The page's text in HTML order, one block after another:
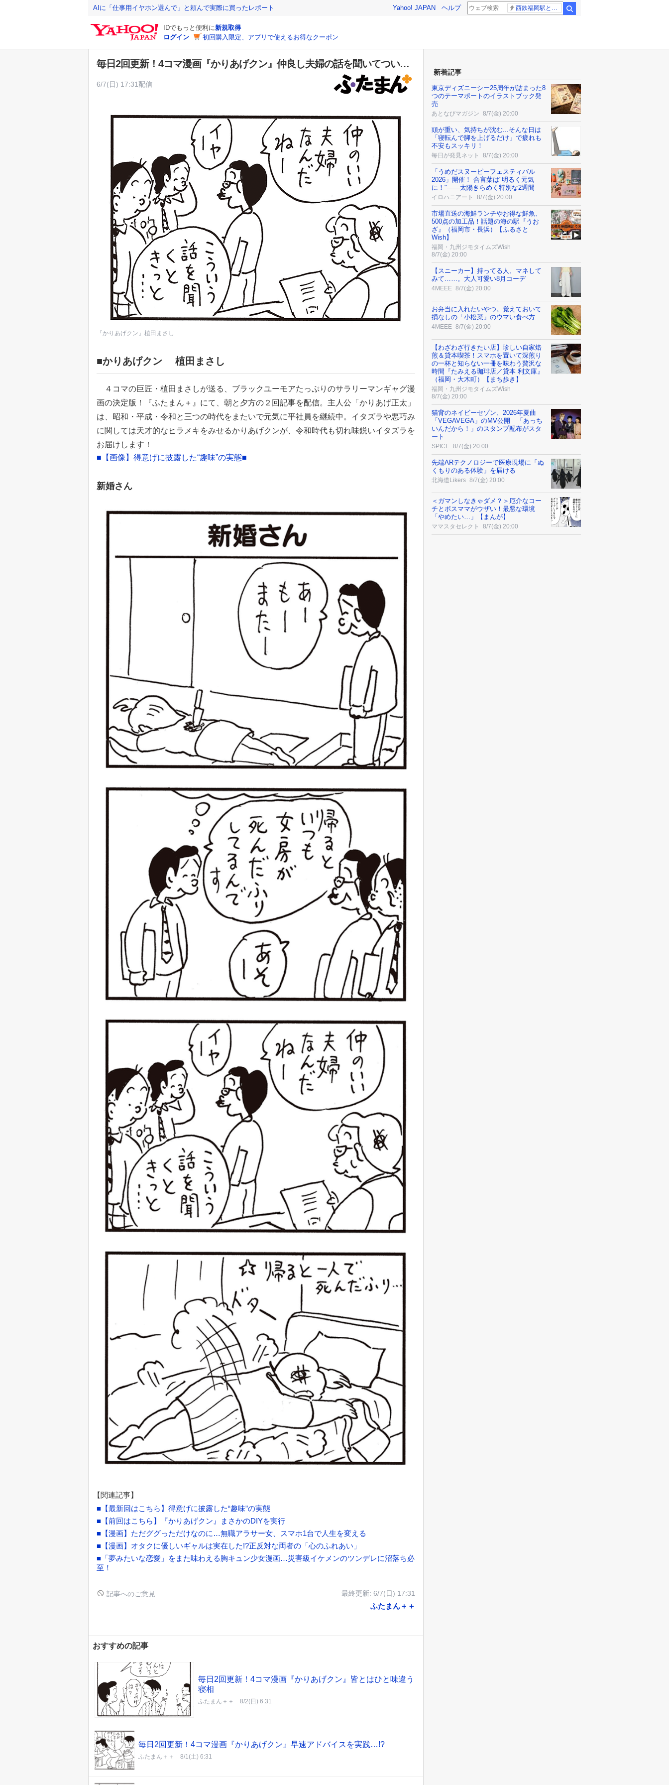
AIに「仕事用イヤホン選んで」と頼んで実際に買ったレポート Yahoo! JAPAN ヘルプ 西鉄福岡駅と薬院駅の構内で不適切音声
IDでもっと便利に新規取得
ログイン
初回購入限定、アプリで使えるお得なクーポン
毎日2回更新！4コマ漫画『かりあげクン』仲良し夫婦の話を聞いてつい…
6/7(日) 17:31配信
『かりあげクン』植田まさし
■かりあげクン 植田まさし
４コマの巨匠・植田まさしが送る、ブラックユーモアたっぷりのサラリーマンギャグ漫
画の決定版！『ふたまん＋』にて、朝と夕方の２回記事を配信。主人公「かりあげ正太」
は、昭和・平成・令和と三つの時代をまたいで元気に平社員を継続中。イタズラや悪巧み
に関しては天才的なヒラメキをみせるかりあげクンが、令和時代も切れ味鋭いイタズラを
お届けします！
■【画像】得意げに披露した“趣味”の実態■
新婚さん
【関連記事】
■【最新回はこちら】得意げに披露した“趣味”の実態
■【前回はこちら】『かりあげクン』まさかのDIYを実行
■【漫画】ただググっただけなのに…無職アラサー女、スマホ1台で人生を変える
■【漫画】オタクに優しいギャルは実在した!?正反対な両者の「心のふれあい」
■「夢みたいな恋愛」をまた味わえる胸キュン少女漫画…災害級イケメンのツンデレに沼落ち必
至！
記事へのご意見 最終更新: 6/7(日) 17:31
ふたまん＋＋
おすすめの記事
毎日2回更新！4コマ漫画『かりあげクン』皆とはひと味違う
寝相
ふたまん＋＋ 8/2(日) 6:31
毎日2回更新！4コマ漫画『かりあげクン』早速アドバイスを実践…!?
ふたまん＋＋ 8/1(土) 6:31
新着記事
東京ディズニーシー25周年が詰まった8
つのテーマポートのイラストブック発
売
あとなびマガジン 8/7(金) 20:00
頭が重い、気持ちが沈む...そんな日は
「寝転んで脚を上げるだけ」で疲れも
不安もスッキリ！
毎日が発見ネット 8/7(金) 20:00
「うめだスヌーピーフェスティバル
2026」開催！ 合言葉は"明るく元気
に！"――太陽きらめく特別な2週間
イロハニアート 8/7(金) 20:00
市場直送の海鮮ランチやお得な鮮魚、
500点の加工品！話題の海の駅『うお
ざ』（福岡市・長浜）【ふるさと
Wish】
福岡・九州ジモタイムズWish
8/7(金) 20:00
【スニーカー】持ってる人、マネして
みて……。大人可愛い8月コーデ
4MEEE 8/7(金) 20:00
お弁当に入れたいやつ。覚えておいて
損なしの「小松菜」のウマい食べ方
4MEEE 8/7(金) 20:00
【わざわざ行きたい店】珍しい自家焙
煎＆貸本喫茶！スマホを置いて深煎り
の一杯と知らない一冊を味わう贅沢な
時間『たみえる珈琲店／貸本 利文庫』
（福岡・大木町）【まち歩き】
福岡・九州ジモタイムズWish
8/7(金) 20:00
猫背のネイビーセゾン、2026年夏曲
「VEGAVEGA」のMV公開 「あっち
いんだから！」のスタンプ配布がスタ
ート
SPICE 8/7(金) 20:00
先端ARテクノロジーで医療現場に「ぬ
くもりのある体験」を届ける
北海道Likers 8/7(金) 20:00
＜ガマンしなきゃダメ？＞厄介なコー
チとボスママがウザい！最悪な環境
「やめたい…」【まんが】
ママスタセレクト 8/7(金) 20:00